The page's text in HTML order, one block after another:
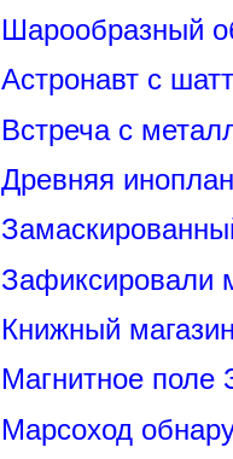
Шарообразный
Астронавт с
Встреча с
Древняя
Зафиксировали
Книжный
Магнитное поле
Марсоход